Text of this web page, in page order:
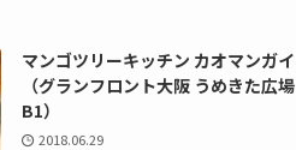
マンゴツリーキッチン カオマンガイ
（グランフロント大阪 うめきた広場
B1）
2018.06.29